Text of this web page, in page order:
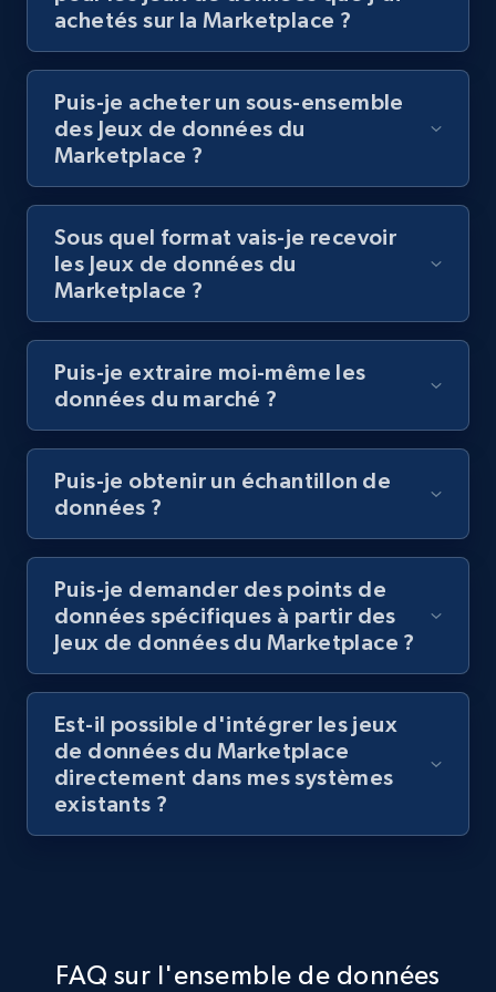
achetés sur la Marketplace ?
Puis-je acheter un sous-ensemble
des Jeux de données du
Marketplace ?
Sous quel format vais-je recevoir
les Jeux de données du
Marketplace ?
Puis-je extraire moi-même les
données du marché ?
Puis-je obtenir un échantillon de
données ?
Puis-je demander des points de
données spécifiques à partir des
Jeux de données du Marketplace ?
Est-il possible d'intégrer les jeux
de données du Marketplace
directement dans mes systèmes
existants ?
FAQ sur l'ensemble de données